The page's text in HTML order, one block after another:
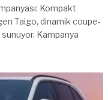
Kompakt
Taigo, dinamik coupe-
sunuyor. Kampanya